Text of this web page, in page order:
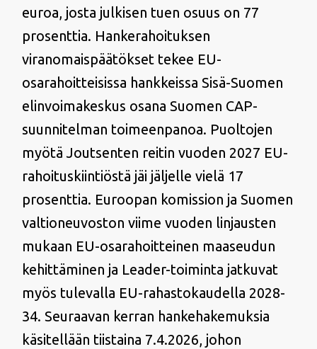
euroa, josta julkisen tuen osuus on 77
prosenttia. Hankerahoituksen
viranomaispäätökset tekee EU-
osarahoitteisissa hankkeissa Sisä-Suomen
elinvoimakeskus osana Suomen CAP-
suunnitelman toimeenpanoa. Puoltojen
myötä Joutsenten reitin vuoden 2027 EU-
rahoituskiintiöstä jäi jäljelle vielä 17
prosenttia. Euroopan komission ja Suomen
valtioneuvoston viime vuoden linjausten
mukaan EU-osarahoitteinen maaseudun
kehittäminen ja Leader-toiminta jatkuvat
myös tulevalla EU-rahastokaudella 2028-
34. Seuraavan kerran hankehakemuksia
käsitellään tiistaina 7.4.2026, johon